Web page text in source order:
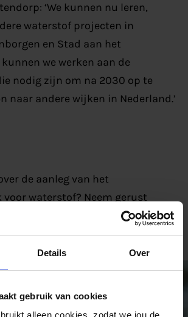
Details Over
gebruik van cookies
alleen cookies, zodat we jou de
‘We kunnen nu leren,
waterstof projecten in
en Stad aan het
we werken aan de
nodig zijn om na 2030 op te
naar andere wijken in Nederland.’
de aanleg van het
waterstof? Neem gerust
projectmanager.